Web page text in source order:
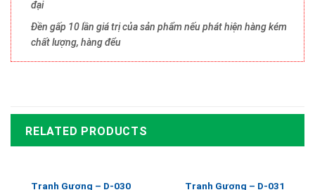
đại
Đền gấp 10 lần giá trị của sản phẩm nếu phát hiện hàng kém
chất lượng, hàng đểu
RELATED PRODUCTS
Tranh Gương – D-030 Tranh Gương – D-031